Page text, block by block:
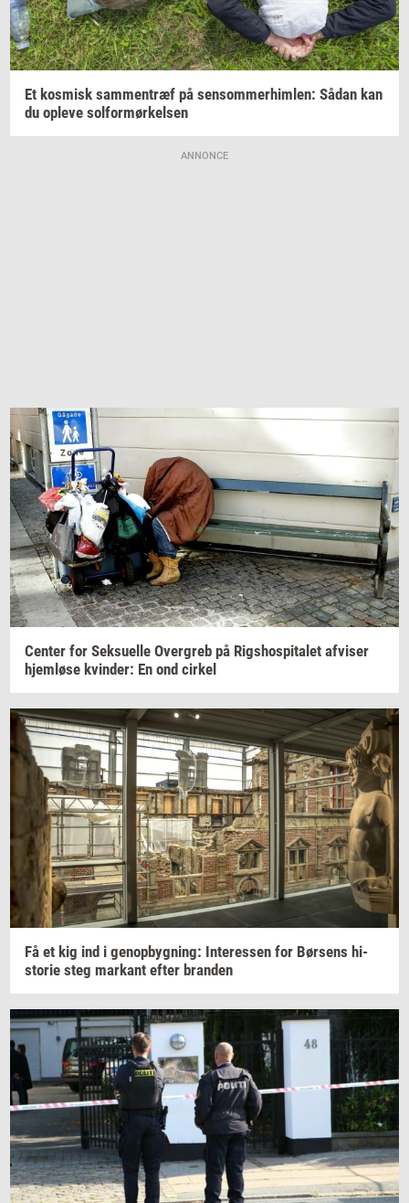
Et kos­misk sam­men­træf på sen­som­mer­him­len: Sådan kan
du op­le­ve sol­for­mør­kel­sen
ANNONCE
Cen­ter for Seksu­el­le Over­greb på Rigs­ho­spi­ta­let af­vi­ser
hjem­lø­se kvin­der: En ond cir­kel
Få et kig ind i genop­byg­ning: In­ter­es­sen for Bør­sens hi­
sto­rie steg mar­kant efter bran­den